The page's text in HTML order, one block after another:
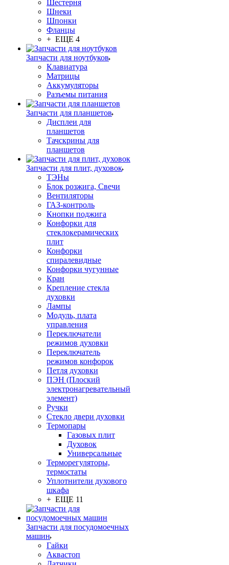
Шестерня
Шнеки
Шпонки
Фланцы
+ ЕЩЕ 4
Запчасти для ноутбуков
Клавиатура
Матрицы
Аккумуляторы
Разъемы питания
Запчасти для планшетов
Дисплеи для
планшетов
Тачскрины для
планшетов
Запчасти для плит, духовок
ТЭНы
Блок розжига, Свечи
Вентиляторы
ГАЗ-контроль
Кнопки поджига
Конфорки для
стеклокерамических
плит
Конфорки
спиралевидные
Конфорки чугунные
Кран
Крепление стекла
духовки
Лампы
Модуль, плата
управления
Переключатели
режимов духовки
Переключатель
режимов конфорок
Петля духовки
ПЭН (Плоский
электронагревательный
элемент)
Ручки
Стекло двери духовки
Термопары
Газовых плит
Духовок
Универсальные
Терморегуляторы,
термостаты
Уплотнители духового
шкафа
+ ЕЩЕ 11
Запчасти для посудомоечных
машин
Гайки
Аквастоп